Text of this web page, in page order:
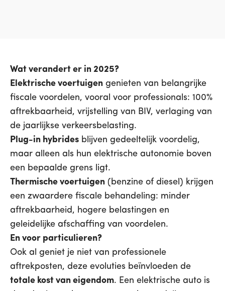
Wat verandert er in 2025?
Elektrische voertuigen genieten van belangrijke
fiscale voordelen, vooral voor professionals: 100%
aftrekbaarheid, vrijstelling van BIV, verlaging van
de jaarlijkse verkeersbelasting.
Plug-in hybrides blijven gedeeltelijk voordelig,
maar alleen als hun elektrische autonomie boven
een bepaalde grens ligt.
Thermische voertuigen (benzine of diesel) krijgen
een zwaardere fiscale behandeling: minder
aftrekbaarheid, hogere belastingen en
geleidelijke afschaffing van voordelen.
En voor particulieren?
Ook al geniet je niet van professionele
aftrekposten, deze evoluties beïnvloeden de
totale kost van eigendom. Een elektrische auto is